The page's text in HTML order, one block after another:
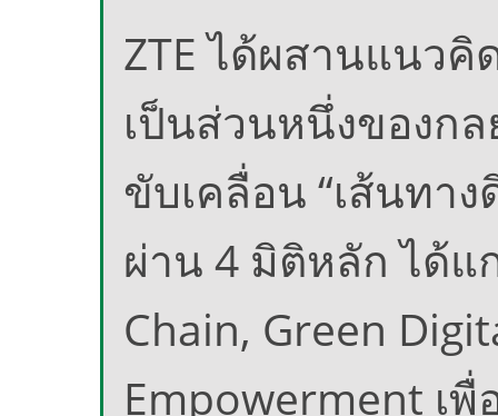
ZTE ได้ผสานแนว
เป็นส่วนหนึ่งของก
ขับเคลื่อน “เส้นทา
ผ่าน 4 มิติหลัก ได้แ
Chain, Green
Empowerment เ